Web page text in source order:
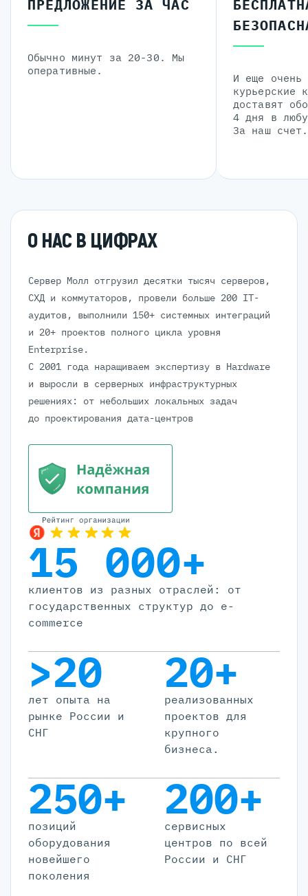
ПРЕДЛОЖЕНИЕ ЗА ЧАС
Обычно минут за 20-30. Мы
оперативные.
И еще очень
курьерские
доставят
4 дня в
За наш счет.
О НАС В ЦИФРАХ
Сервер Молл отгрузил десятки тысяч серверов,
СХД и коммутаторов, провели больше 200 IT-
аудитов, выполнили 150+ системных интеграций
и 20+ проектов полного цикла уровня
Enterprise.
С 2001 года наращиваем экспертизу в Hardware
и выросли в серверных инфраструктурных
решениях: от небольших локальных задач
до проектирования дата-центров
15 000+
клиентов из разных отраслей: от
государственных структур до e-
commerce
>20
лет опыта на
рынке России и
СНГ
20+
реализованных
проектов для
крупного
бизнеса.
250+
позиций
оборудования
новейшего
поколения
200+
cервисных
центров по всей
России и СНГ